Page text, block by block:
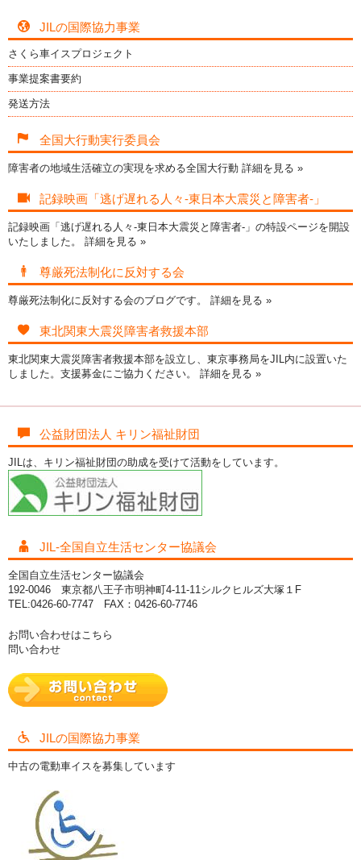
JILの国際協力事業
さくら車イスプロジェクト
事業提案書要約
発送方法
全国大行動実行委員会
障害者の地域生活確立の実現を求める全国大行動 詳細を見る »
記録映画「逃げ遅れる人々-東日本大震災と障害者-」
記録映画「逃げ遅れる人々-東日本大震災と障害者-」の特設ページを開設
いたしました。 詳細を見る »
尊厳死法制化に反対する会
尊厳死法制化に反対する会のブログです。 詳細を見る »
東北関東大震災障害者救援本部
東北関東大震災障害者救援本部を設立し、東京事務局をJIL内に設置いた
しました。支援募金にご協力ください。 詳細を見る »
公益財団法人 キリン福祉財団
JILは、キリン福祉財団の助成を受けて活動をしています。
JIL-全国自立生活センター協議会
全国自立生活センター協議会
192-0046 東京都八王子市明神町4-11-11シルクヒルズ大塚１F
TEL:0426-60-7747 FAX：0426-60-7746
お問い合わせはこちら
問い合わせ
JILの国際協力事業
中古の電動車イスを募集しています